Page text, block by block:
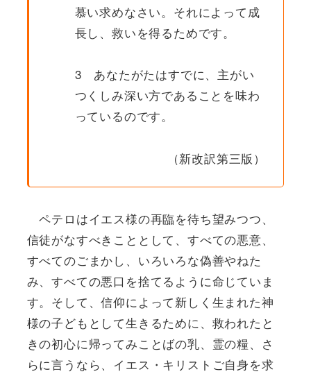
慕い求めなさい。それによって成
長し、救いを得るためです。
3 あなたがたはすでに、主がい
つくしみ深い方であることを味わ
っているのです。
（新改訳第三版）
ペテロはイエス様の再臨を待ち望みつつ、
信徒がなすべきこととして、すべての悪意、
すべてのごまかし、いろいろな偽善やねた
み、すべての悪口を捨てるように命じていま
す。そして、信仰によって新しく生まれた神
様の子どもとして生きるために、救われたと
きの初心に帰ってみことばの乳、霊の糧、さ
らに言うなら、イエス・キリストご自身を求